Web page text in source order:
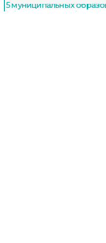
5 муниципальных
области стали